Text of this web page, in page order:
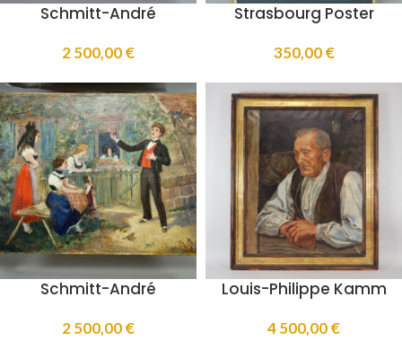
Schmitt-André
2 500,00€
Strasbourg Poster
350,00€
Schmitt-André
2 500,00€
Louis-Philippe Kamm
4 500,00€